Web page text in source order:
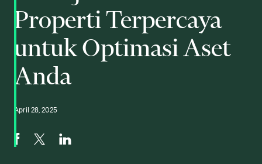
Properti Terpercaya
untuk Optimasi Aset
Anda
April 28, 2025